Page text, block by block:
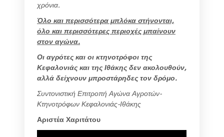
χρόνια.
Όλο και περισσότερα μπλόκα στήνονται,
όλο και περισσότερες περιοχές μπαίνουν
στον αγώνα.
Οι αγρότες και οι κτηνοτρόφοι της
Κεφαλονιάς και της Ιθάκης δεν ακολουθούν,
αλλά δείχνουν μπροστάρηδες τον δρόμο.
Συντονιστική Επιτροπή Αγώνα Αγροτών-
Κτηνοτρόφων Κεφαλονιάς-Ιθάκης
Αριστέα Χαριτάτου